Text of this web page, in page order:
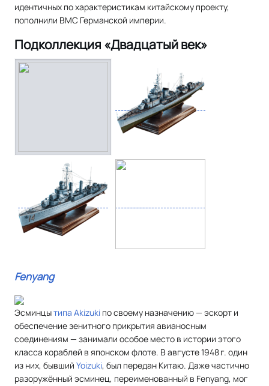
идентичных по характеристикам китайскому проекту,
пополнили ВМС Германской империи.
Подколлекция «Двадцатый век»
Fenyang
Эсминцытипа Akizuki по своему назначению — эскорт и
обеспечение зенитного прикрытия авианосным
соединениям — занимали особое место в истории этого
класса кораблей в японском флоте. В августе 1948 г. один
из них, бывший Yoizuki, был передан Китаю. Даже частично
разоружённый эсминец, переименованный в Fenyang, мог